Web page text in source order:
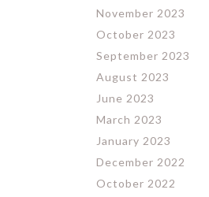
November 2023
October 2023
September 2023
August 2023
June 2023
March 2023
January 2023
December 2022
October 2022